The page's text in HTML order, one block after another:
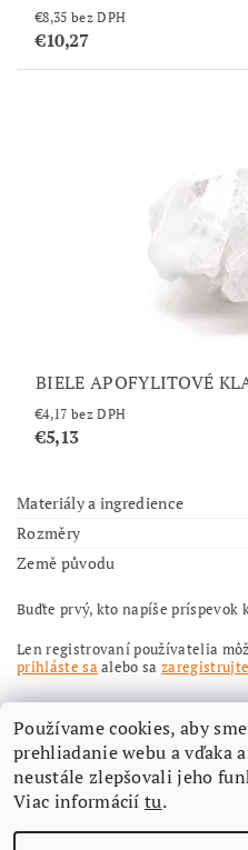
€8,35 bez DPH
€10,27
BIELE APOFYLITOVÉ
€4,17 bez DPH
€5,13
Materiály a ingredience
Rozměry
Země původu
Buďte prvý, kto napíše príspevok
Len registrovaní používatelia
prihláste sa alebo sazaregistrujte
Nájdete nás aj
Používame cookies, aby
prehliadanie webu a vďaka
neustále zlepšovali jeho
Viac informáciítu.